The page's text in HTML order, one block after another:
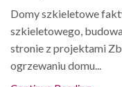
Domy szkieletowe
szkieletowego,
stronie z projektami
ogrzewaniu domu...